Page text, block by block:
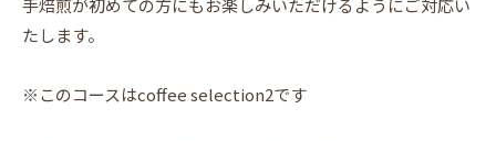
手焙煎が初めての方にもお楽しみいただけるようにご対応い
たします。
※このコースはcoffee selection2です